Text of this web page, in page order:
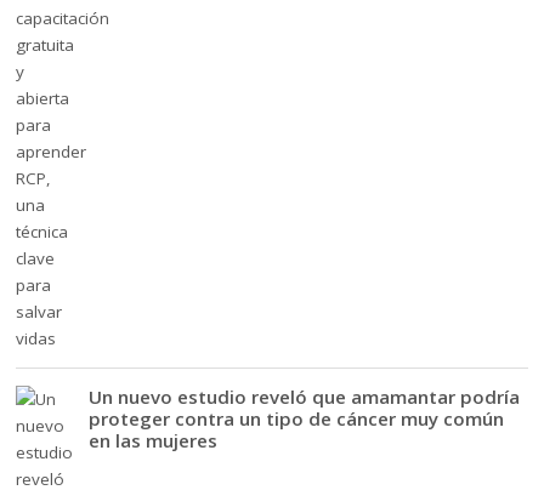
Un nuevo estudio reveló que amamantar podría
proteger contra un tipo de cáncer muy común
en las mujeres